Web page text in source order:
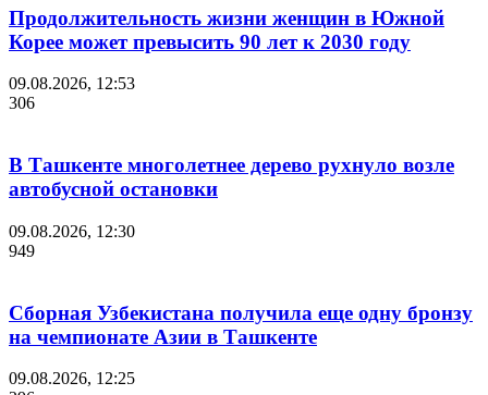
Продолжительность жизни женщин в Южной
Корее может превысить 90 лет к 2030 году
09.08.2026, 12:53
306
В Ташкенте многолетнее дерево рухнуло возле
автобусной остановки
09.08.2026, 12:30
949
Сборная Узбекистана получила еще одну бронзу
на чемпионате Азии в Ташкенте
09.08.2026, 12:25